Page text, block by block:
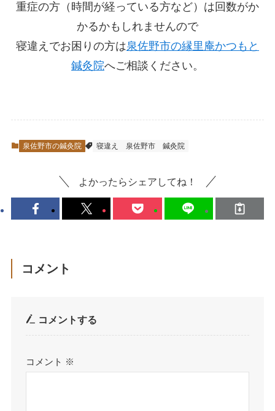
重症の方（時間が経っている方など）は回数がか
かるかもしれませんので
寝違えでお困りの方は泉佐野市の縁里庵かつもと
鍼灸院へご相談ください。
泉佐野市の鍼灸院 寝違え 泉佐野市 鍼灸院
よかったらシェアしてね！
コメント
コメントする
コメント ※